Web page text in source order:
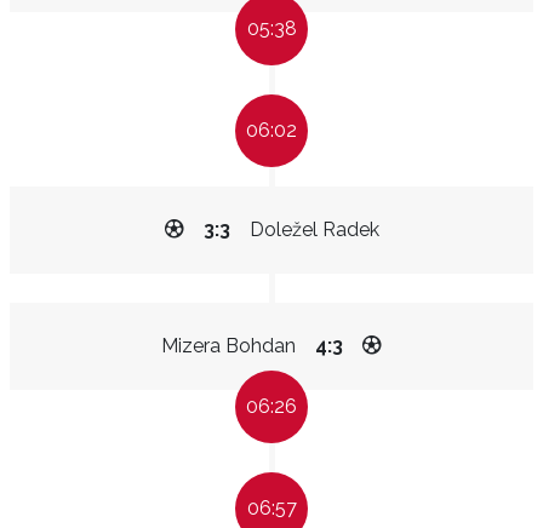
05:38
06:02
Doležel Radek
3:3
Mizera Bohdan 4:3
06:26
06:57